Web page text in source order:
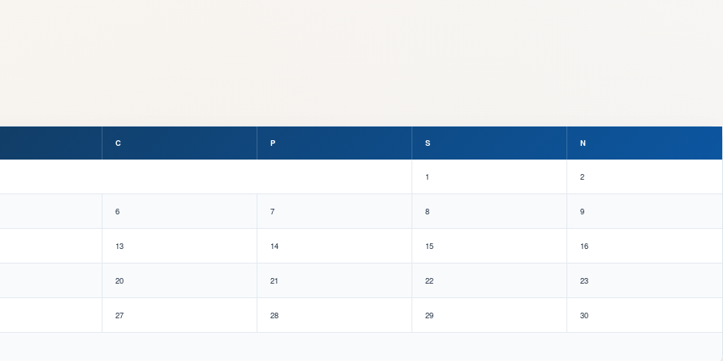
C P S N
1 2
6 7 8 9
13 14 15 16
20 21 22 23
27 28 29 30